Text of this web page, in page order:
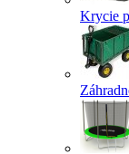
Krycie